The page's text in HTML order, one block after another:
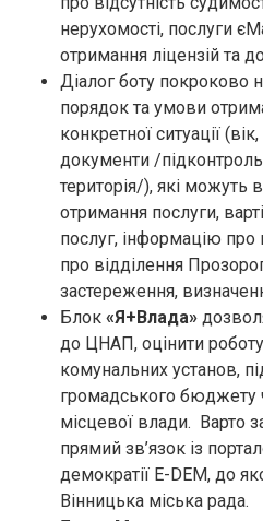
нерухомості, послуги
отримання ліцензій та
Діалог боту покроково
порядок та умови
конкретної ситуації
документи /
територія/), які можуть
отримання послуги,
послуг, інформацію про
про відділення
застереження,
Блок «Я+Влада»
до ЦНАП, оцінити
комунальних установ,
громадського бюджету
місцевої влади. Варто
прямий зв’язок із
демократії E-DEM, до
Вінницька міська рада.